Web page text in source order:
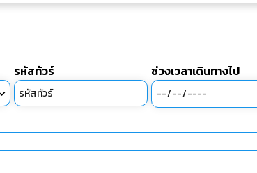
รหัสทัวร์ ช่วงเวลาเดินทางไป